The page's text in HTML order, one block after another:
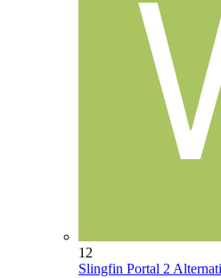
12
Slingfin Portal 2